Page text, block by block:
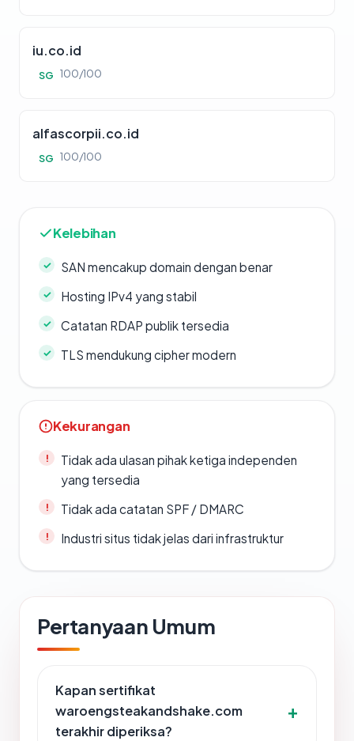
iu.co.id
SG 100/100
alfascorpii.co.id
SG 100/100
Kelebihan
SAN mencakup domain dengan benar
Hosting IPv4 yang stabil
Catatan RDAP publik tersedia
TLS mendukung cipher modern
Kekurangan
Tidak ada ulasan pihak ketiga independen
yang tersedia
Tidak ada catatan SPF / DMARC
Industri situs tidak jelas dari infrastruktur
Pertanyaan Umum
Kapan sertifikat
waroengsteakandshake.com
terakhir diperiksa?